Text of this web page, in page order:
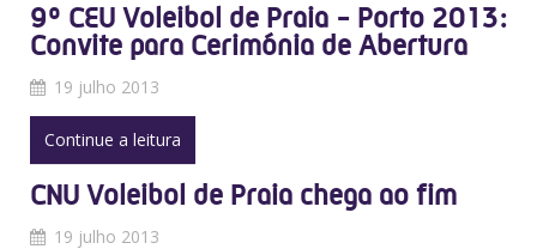
9º CEU Voleibol de Praia - Porto 2013:
Convite para Cerimónia de Abertura
19 julho 2013
Continue a leitura
CNU Voleibol de Praia chega ao fim
19 julho 2013